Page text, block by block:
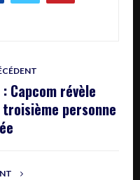
Capcom révèle
personne